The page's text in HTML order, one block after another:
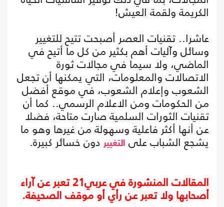
الكريمة ولقمة العيش!
عاشرا.. تقنيات العصر أصبحت تتيح للتغيير
وسائل وآليات أهم بكثير من كل ما أتيح في
الماضي، ولا سيما في مجالات ثورة
الاتصالات والمعلومات، التي يمكنها أن تجعل
الشعوب وإعلام الشعوب، في موقع أفضل
من الحكومات ومن الاعلام الرسمي.. كما أن
تقنيات الثورات السلمية صارت متاحة، فضلا
عن أنها أكثر فاعلية وسهولة من غيرها وهو ما
يشجع الشباب على التغيير دون خسائر كبيرة.
المقالات المنشورة في عربي21 تعبر عن آراء
أصحابها ولا تعبر عن رأي أو موقف الصحيفة.